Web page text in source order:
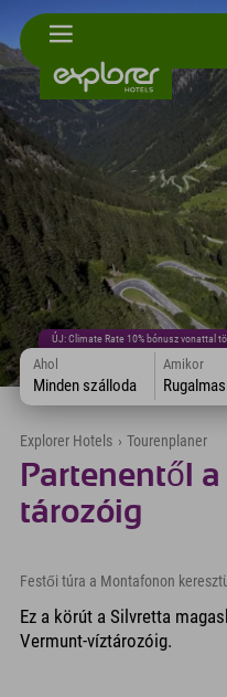
ÚJ: Climate Rate 10% bónusz vonattal
Ahol
Minden szálloda
Amikor
Rugalmas
Explorer Hotels › Tourenplaner
Partenentől
tározóig
Festői túra a Montafonon
Ez a körút a Silvretta
Vermunt-víztározóig.